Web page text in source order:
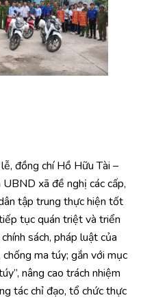
đồng chí Hồ Hữu Tài –
xã đề nghị các cấp,
tập trung thực hiện tốt
tục quán triệt và triển
sách, pháp luật của
ma túy; gắn với mục
nâng cao trách nhiệm
tác chỉ đạo, tổ chức thực